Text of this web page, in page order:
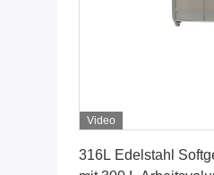
Video
316L Edelstahl